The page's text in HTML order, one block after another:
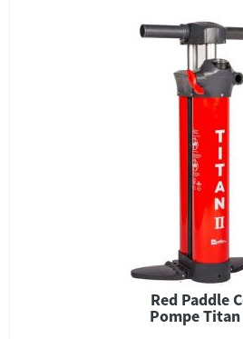
Red Paddle
Pompe Titan